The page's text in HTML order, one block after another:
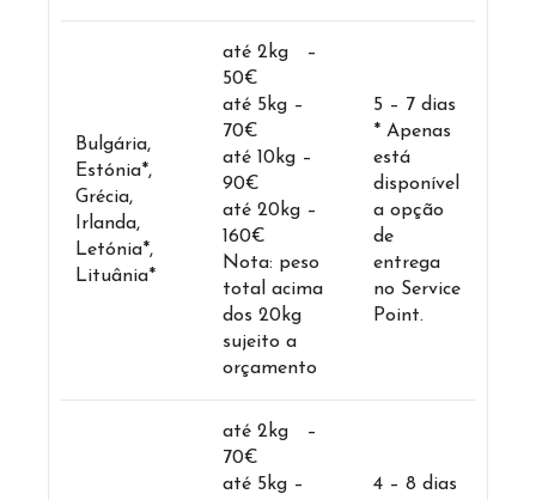
Bulgária,
Estónia*,
Grécia,
Irlanda,
Letónia*,
Lituânia*
até 2kg –
50€
até 5kg –
70€
até 10kg –
90€
até 20kg –
160€
Nota: peso
total acima
dos 20kg
sujeito a
orçamento
5 – 7 dias
* Apenas
está
disponível
a opção
de
entrega
no Service
Point.
até 2kg –
70€
até 5kg –
4 – 8 dias